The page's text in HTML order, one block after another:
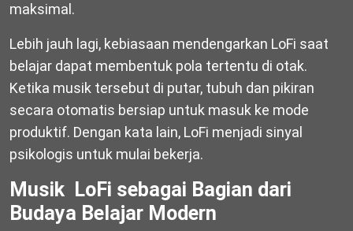
maksimal.
Lebih jauh lagi, kebiasaan mendengarkan LoFi saat
belajar dapat membentuk pola tertentu di otak.
Ketika musik tersebut di putar, tubuh dan pikiran
secara otomatis bersiap untuk masuk ke mode
produktif. Dengan kata lain, LoFi menjadi sinyal
psikologis untuk mulai bekerja.
Musik LoFi sebagai Bagian dari
Budaya Belajar Modern